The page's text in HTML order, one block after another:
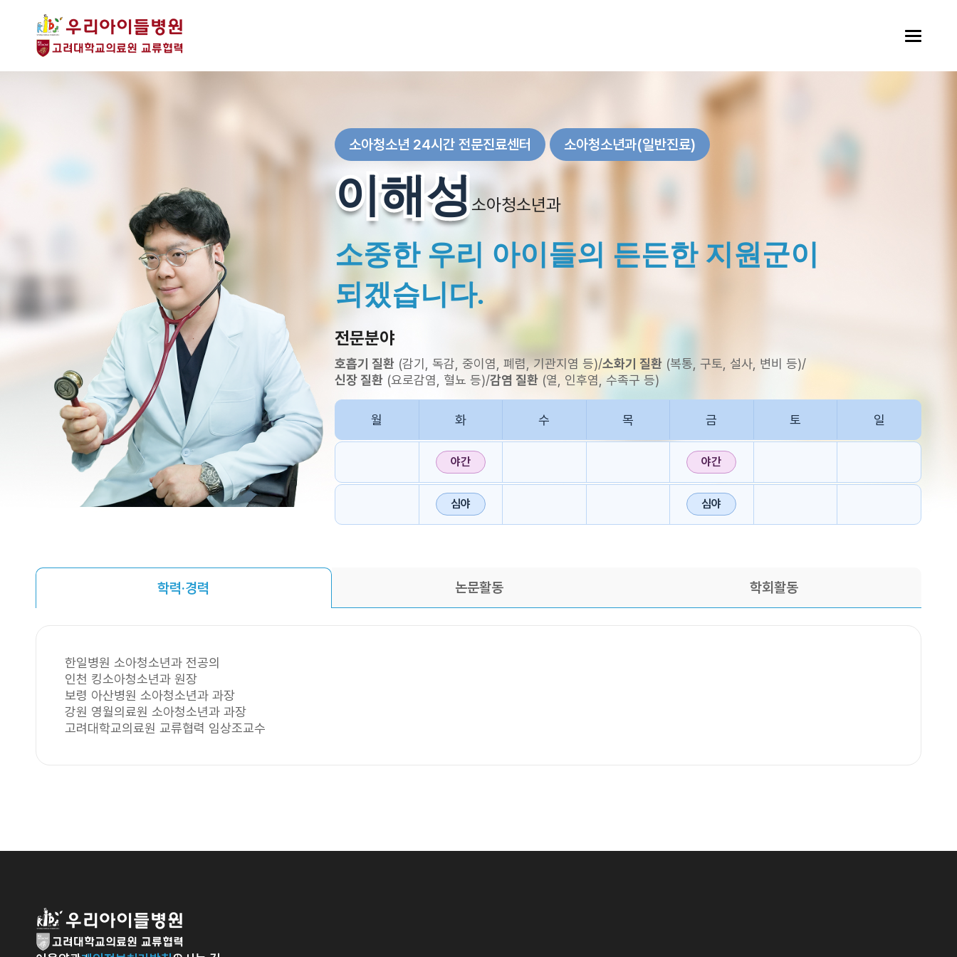
소아청소년 24시간 전문진료센터 소아청소년과(일반진료)
이해성
이해성 소아청소년과
소중한 우리 아이들의 든든한 지원군이
되겠습니다.
전문분야
호흡기 질환 (감기, 독감, 중이염, 폐렴, 기관지염 등)/소화기 질환 (복통, 구토, 설사, 변비 등)/
신장 질환 (요로감염, 혈뇨 등)/감염 질환 (열, 인후염, 수족구 등)
월 화 수 목 금 토 일
야간 야간
심야 심야
학력·경력 논문활동 학회활동
한일병원 소아청소년과 전공의
인천 킹소아청소년과 원장
보령 아산병원 소아청소년과 과장
강원 영월의료원 소아청소년과 과장
고려대학교의료원 교류협력 임상조교수